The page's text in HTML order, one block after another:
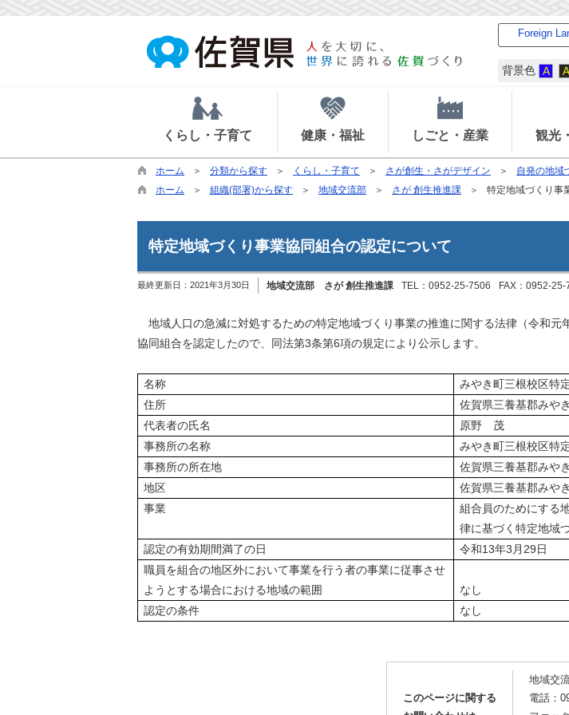
Foreign
背景色
くらし・子育て 健康・福祉 しごと・産業 観光
ホーム 分類から探す くらし・子育て さが創生・さがデザイン 自発の地域
ホーム
組織(部署)から探す 地域交流部 さが 創生推進課 特定地域づくり事
特定地域づくり事業協同組合の認定について
最終更新日： 2021年3月30日 地域交流部 さが 創生推進課 TEL：0952-25-7506 FAX：0952-25-
地域人口の急減に対処するための特定地域づくり事業の推進に関する法律（令和
協同組合を認定したので、同法第3条第6項の規定により公示します。
名称
みやき町三根校区特
住所
佐賀県三養基郡みや
代表者の氏名
原野 茂
事務所の名称
みやき町三根校区特
事務所の所在地
佐賀県三養基郡みや
地区
佐賀県三養基郡みや
事業
組合員のためにする
律に基づく特定地域
認定の有効期間満了の日
令和13年3月29日
職員を組合の地区外において事業を行う者の事業に従事させ
ようとする場合における地域の範囲
なし
認定の条件
なし
このページに関する
地域交
電話：